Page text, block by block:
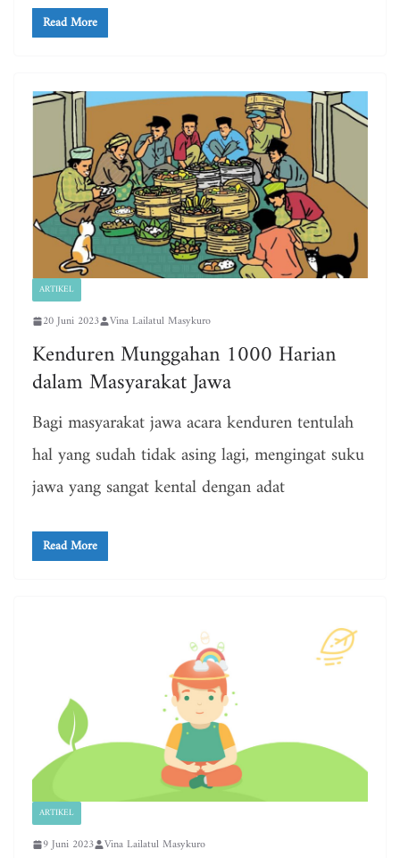
Read More
ARTIKEL
20 Juni 2023 Vina Lailatul Masykuro
Kenduren Munggahan 1000 Harian
dalam Masyarakat Jawa
Bagi masyarakat jawa acara kenduren tentulah
hal yang sudah tidak asing lagi, mengingat suku
jawa yang sangat kental dengan adat
Read More
ARTIKEL
9 Juni 2023 Vina Lailatul Masykuro